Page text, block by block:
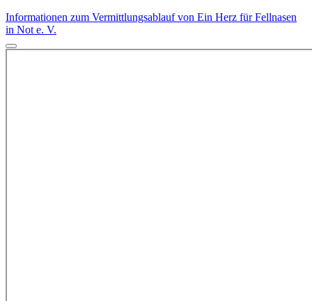
Informationen zum Vermittlungsablauf von Ein Herz für Fellnasen
in Not e. V.